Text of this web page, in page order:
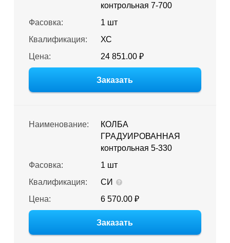
контрольная 7-700
Фасовка:
1 шт
Квалификация:
ХС
Цена:
24 851.00 ₽
Заказать
Наименование:
КОЛБА
ГРАДУИРОВАННАЯ
контрольная 5-330
Фасовка:
1 шт
Квалификация:
СИ
Цена:
6 570.00 ₽
Заказать